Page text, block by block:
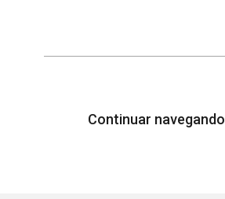
Continuar navegando